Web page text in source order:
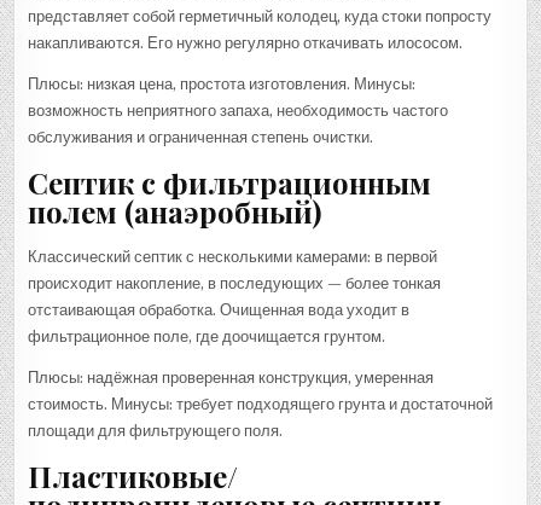
представляет собой герметичный колодец, куда стоки попросту
накапливаются. Его нужно регулярно откачивать илососом.
Плюсы: низкая цена, простота изготовления. Минусы:
возможность неприятного запаха, необходимость частого
обслуживания и ограниченная степень очистки.
Септик с фильтрационным
полем (анаэробный)
Классический септик с несколькими камерами: в первой
происходит накопление, в последующих — более тонкая
отстаивающая обработка. Очищенная вода уходит в
фильтрационное поле, где доочищается грунтом.
Плюсы: надёжная проверенная конструкция, умеренная
стоимость. Минусы: требует подходящего грунта и достаточной
площади для фильтрующего поля.
Пластиковые/